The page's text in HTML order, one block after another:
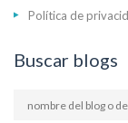
Política de
Buscar blogs